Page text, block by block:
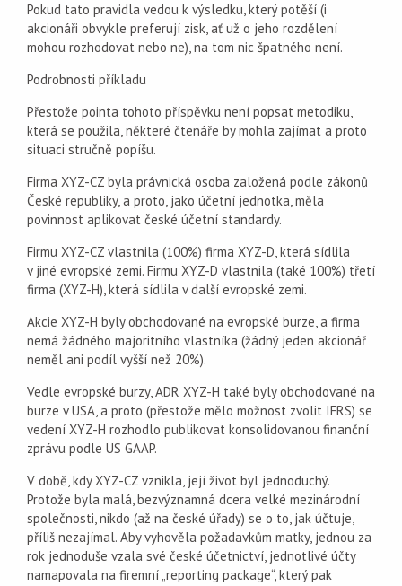
Pokud tato pravidla vedou k výsledku, který potěší (i
akcionáři obvykle preferují zisk, ať už o jeho rozdělení
mohou rozhodovat nebo ne), na tom nic špatného není.
Podrobnosti příkladu
Přestože pointa tohoto příspěvku není popsat metodiku,
která se použila, některé čtenáře by mohla zajímat a proto
situaci stručně popíšu.
Firma XYZ-CZ byla právnická osoba založená podle zákonů
České republiky, a proto, jako účetní jednotka, měla
povinnost aplikovat české účetní standardy.
Firmu XYZ-CZ vlastnila (100%) firma XYZ-D, která sídlila
v jiné evropské zemi. Firmu XYZ-D vlastnila (také 100%) třetí
firma (XYZ-H), která sídlila v další evropské zemi.
Akcie XYZ-H byly obchodované na evropské burze, a firma
nemá žádného majoritního vlastníka (žádný jeden akcionář
neměl ani podíl vyšší než 20%).
Vedle evropské burzy, ADR XYZ-H také byly obchodované na
burze v USA, a proto (přestože mělo možnost zvolit IFRS) se
vedení XYZ-H rozhodlo publikovat konsolidovanou finanční
zprávu podle US GAAP.
V době, kdy XYZ-CZ vznikla, její život byl jednoduchý.
Protože byla malá, bezvýznamná dcera velké mezinárodní
společnosti, nikdo (až na české úřady) se o to, jak účtuje,
příliš nezajímal. Aby vyhověla požadavkům matky, jednou za
rok jednoduše vzala své české účetnictví, jednotlivé účty
namapovala na firemní „reporting package“, který pak